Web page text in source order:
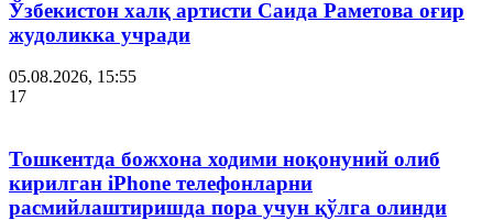
Ўзбекистон халқ артисти Саида Раметова оғир
жудоликка учради
05.08.2026, 15:55
17
Тошкентда божхона ходими ноқонуний олиб
кирилган iPhone телефонларни
расмийлаштиришда пора учун қўлга олинди